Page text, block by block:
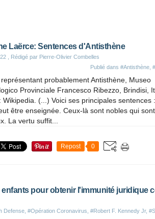
Laërce: Sentences d'Antisthène
, Rédigé par Pierre-Olivier Combelles
Publié dans #Antisthène
probablement Antisthène, Museo
Provinciale Francesco Ribezzo, Brindisi,
Wikipedia. (...) Voici ses principales sentences
être enseignée. Ceux-là sont nobles qui sont
La vertu suffit...
Repost 0
pour obtenir l'immunité juridique
Defense #Opération Coronavirus #Robert F. Kennedy Jr,